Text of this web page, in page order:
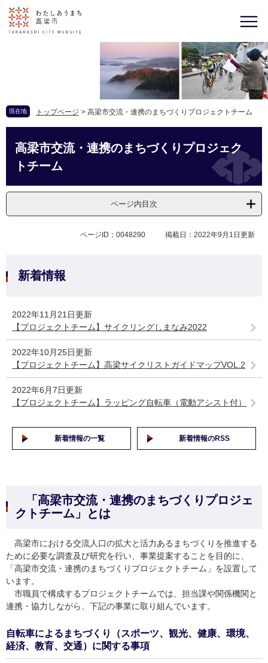
現在地 トップページ > 高梁市交流・連携のまちづくりプロジェクトチーム
高梁市交流・連携のまちづくりプロジェク
トチーム
ページ内目次
ページID：0048290 掲載日：2022年9月1日更新
新着情報
2022年11月21日更新
【プロジェクトチーム】サイクリングしまなみ2022
2022年10月25日更新
【プロジェクトチーム】高梁サイクリストガイドマップVOL.2
2022年6月7日更新
【プロジェクトチーム】ラッピング自転車（電動アシスト付）
新着情報の一覧 新着情報のRSS
「高梁市交流・連携のまちづくりプロジェ
クトチーム」とは
高梁市における交流人口の拡大と活力あるまちづくりを推進する
ために必要な調査及び研究を行い、事業提案することを目的に、
「高梁市交流・連携のまちづくりプロジェクトチーム」を設置して
います。
市職員で構成するプロジェクトチームでは、担当課や関係機関と
連携・協力しながら、下記の事業に取り組んでいます。
自転車によるまちづくり（スポーツ、観光、健康、環境、
経済、教育、交通）に関する事項